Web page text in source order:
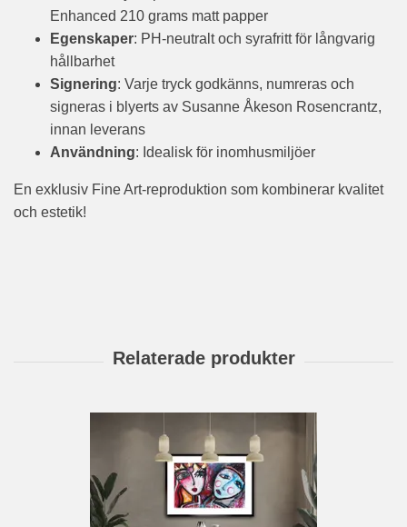
Enhanced 210 grams matt papper
Egenskaper: PH-neutralt och syrafritt för långvarig
hållbarhet
Signering: Varje tryck godkänns, numreras och
signeras i blyerts av Susanne Åkeson Rosencrantz,
innan leverans
Användning: Idealisk för inomhusmiljöer
En exklusiv Fine Art-reproduktion som kombinerar kvalitet
och estetik!